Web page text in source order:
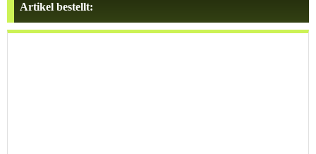
Artikel bestellt: